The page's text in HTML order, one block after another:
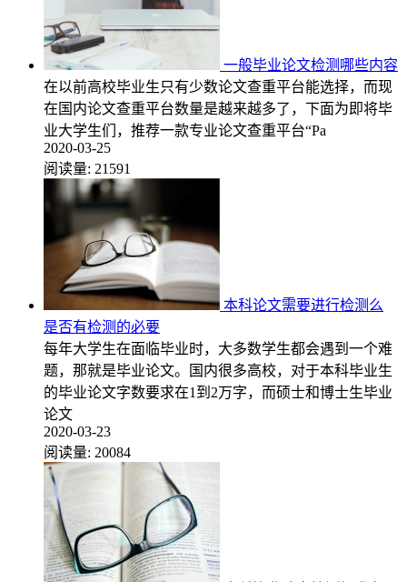
一般毕业论文检测哪些内容
在以前高校毕业生只有少数论文查重平台能选择，而现
在国内论文查重平台数量是越来越多了，下面为即将毕
业大学生们，推荐一款专业论文查重平台“Pa
2020-03-25
阅读量: 21591
本科论文需要进行检测么
是否有检测的必要
每年大学生在面临毕业时，大多数学生都会遇到一个难
题，那就是毕业论文。国内很多高校，对于本科毕业生
的毕业论文字数要求在1到2万字，而硕士和博士生毕业
论文
2020-03-23
阅读量: 20084